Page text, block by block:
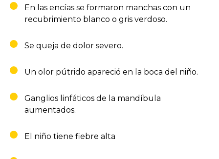
En las encías se formaron manchas con un
recubrimiento blanco o gris verdoso.
Se queja de dolor severo.
Un olor pútrido apareció en la boca del niño.
Ganglios linfáticos de la mandíbula
aumentados.
El niño tiene fiebre alta